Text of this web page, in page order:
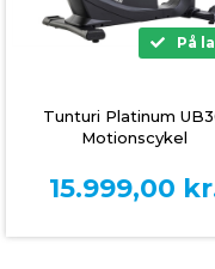
På
Tunturi Platinum
Motionscykel
15.999,00